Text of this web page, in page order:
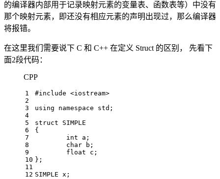
的编译器内部用于记录映射元素的变量表、函数表等）中没有
那个映射元素，即还没有相应元素的声明出现过，那么编译器
将报错。
在这里我们需要说下 C 和 C++ 在定义 Struct 的区别， 先看下
面2段代码：
CPP
1
2
3
4
5
6
7
8
9
10
11
12
#include <iostream>
using
namespace std;
struct
SIMPLE
{
int a;
char b;
float c;
};
SIMPLE x;